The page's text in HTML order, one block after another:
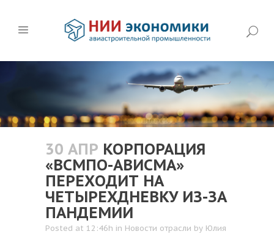
30 АПР КОРПОРАЦИЯ
«ВСМПО-АВИСМА»
ПЕРЕХОДИТ НА
ЧЕТЫРЕХДНЕВКУ ИЗ-ЗА
ПАНДЕМИИ
Posted at 12:46h in Новости отрасли by Юлия